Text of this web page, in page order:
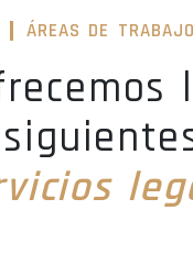
ÁREAS DE TRABAJO